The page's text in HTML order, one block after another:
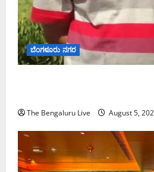
ಬೆಂಗಳೂರು ನಗರ
The Bengaluru Live August 5,